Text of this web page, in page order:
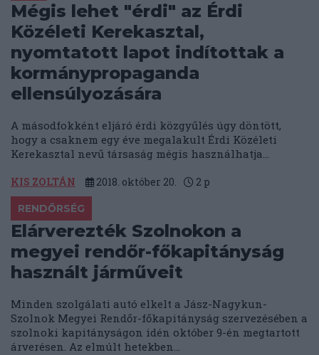
Mégis lehet "érdi" az Érdi
Közéleti Kerekasztal,
nyomtatott lapot indítottak a
kormánypropaganda
ellensúlyozására
A másodfokként eljáró érdi közgyűlés úgy döntött,
hogy a csaknem egy éve megalakult Érdi Közéleti
Kerekasztal nevű társaság mégis használhatja...
KIS ZOLTÁN 2018. október 20. 2 p
RENDŐRSÉG
Elárverezték Szolnokon a
megyei rendőr-főkapitányság
használt járműveit
Minden szolgálati autó elkelt a Jász-Nagykun-
Szolnok Megyei Rendőr-főkapitányság szervezésében a
szolnoki kapitányságon idén október 9-én megtartott
árverésen. Az elmúlt hetekben...